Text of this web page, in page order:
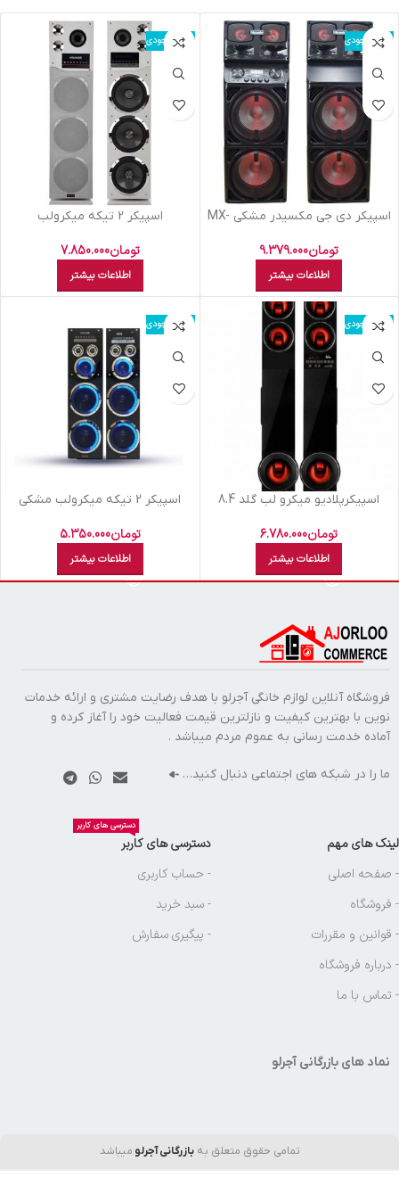
اتمام موجودی
اسپيکر دي جي مکسيدر مشکي MX-
تومان9.379.000
اطلاعات بیشتر
اتمام موجودی
اسپيکر 2 تيکه ميکرولب
تومان7.850.000
اطلاعات بیشتر
اتمام موجودی
اسپيکرپلاديو ميکرو لب گلد 8.4
تومان6.780.000
اطلاعات بیشتر
اتمام موجودی
اسپيکر 2 تيکه ميکرولب مشکي
تومان5.350.000
اطلاعات بیشتر
فروشگاه آنلاین لوازم خانگی آجرلو با هدف رضایت مشتری و ارائه خدمات
نوین با بهترین کیفیت و نازلترین قیمت فعالیت خود را آغاز کرده و
آماده خدمت رسانی به عموم مردم میباشد .
ما را در شبکه های اجتماعی دنبال کنید…
لینک های مهم
- صفحه اصلی
- فروشگاه
- قوانین و مقررات
- درباره فروشگاه
- تماس با ما
دسترسی های کاربر
دسترسی های کاربر
- حساب کاربری
- سبد خرید
- پیگیری سفارش
نماد های بازرگانی آجرلو
تمامی حقوق متعلق بهبازرگانی آجرلو میباشد